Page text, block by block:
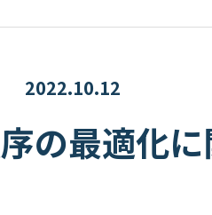
2022.10.12
の最適化